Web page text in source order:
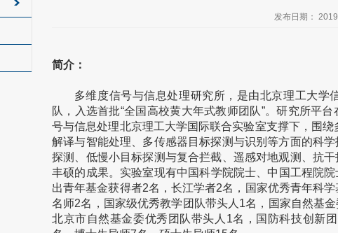
发布日期：
简介：
多维度信号与信息处理研究所，是由北京理工大学
队，入选首批“全国高校黄大年式教师团队”。研究所平
号与信息处理北京理工大学国际联合实验室支撑下，围
解译与智能处理、多传感器目标探测与识别等方面的科
探测、低慢小目标探测与复合拦截、遥感对地观测、抗
丰硕的成果。实验室现有中国科学院院士、中国工程院
出青年基金获得者2名，长江学者2名，国家优秀青年科
名师2名，国家级优秀教学团队带头人1名，国家自然基
北京市自然基金委优秀团队带头人1名，国防科技创新